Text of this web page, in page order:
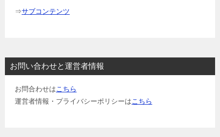
⇒サブコンテンツ
お問い合わせと運営者情報
お問合わせはこちら
運営者情報・プライバシーポリシーはこちら